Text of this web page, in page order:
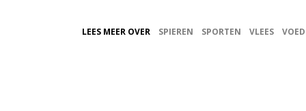
LEES MEER OVER SPIEREN SPORTEN VLEES